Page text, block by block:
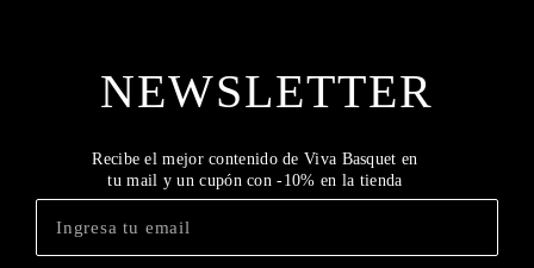
NEWSLETTER
Recibe el mejor contenido de Viva Basquet en
tu mail y un cupón con -10% en la tienda